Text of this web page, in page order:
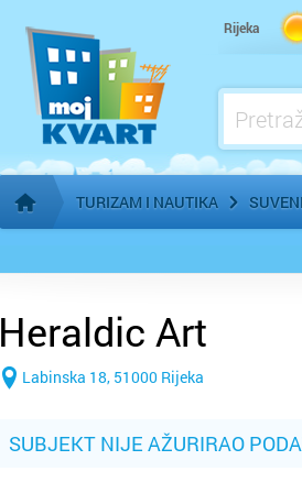
Rijeka
Početna stranica
TURIZAM I NAUTIKA
Heraldic Art
Labinska 18, 51000 Rijeka
SUBJEKT NIJE AŽURIRAO